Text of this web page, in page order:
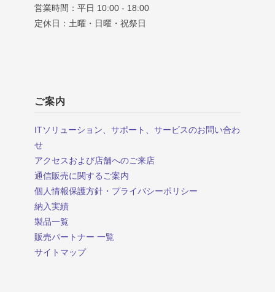
営業時間：平日 10:00 - 18:00
定休日：土曜・日曜・祝祭日
ご案内
ITソリューション、サポート、サービスのお問い合わ
せ
アクセスおよび店舗へのご来店
通信販売に関するご案内
個人情報保護方針・プライバシーポリシー
納入実績
製品一覧
販売パートナー 一覧
サイトマップ